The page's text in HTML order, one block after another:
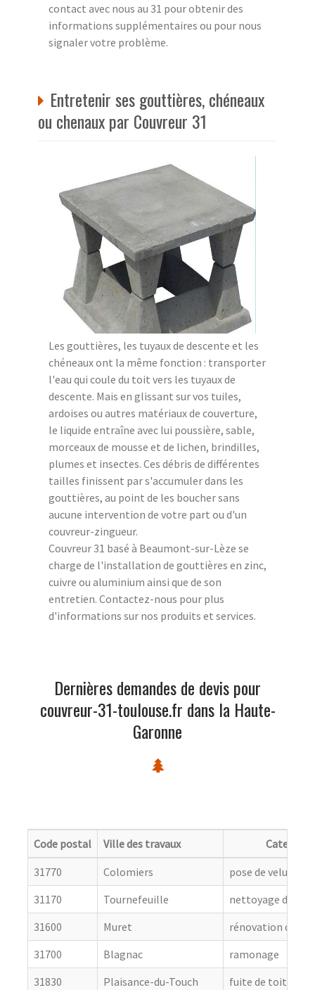
contact avec nous au 31 pour obtenir des
informations supplémentaires ou pour nous
signaler votre problème.
Entretenir ses gouttières, chéneaux
ou chenaux par Couvreur 31
Les gouttières, les tuyaux de descente et les
chéneaux ont la même fonction : transporter
l'eau qui coule du toit vers les tuyaux de
descente. Mais en glissant sur vos tuiles,
ardoises ou autres matériaux de couverture,
le liquide entraîne avec lui poussière, sable,
morceaux de mousse et de lichen, brindilles,
plumes et insectes. Ces débris de différentes
tailles finissent par s'accumuler dans les
gouttières, au point de les boucher sans
aucune intervention de votre part ou d'un
couvreur-zingueur.
Couvreur 31 basé à Beaumont-sur-Lèze se
charge de l'installation de gouttières en zinc,
cuivre ou aluminium ainsi que de son
entretien. Contactez-nous pour plus
d'informations sur nos produits et services.
Dernières demandes de devis pour
couvreur-31-toulouse.fr dans la Haute-
Garonne
Code postal Ville des travaux
Categorie
31770
Colomiers
pose de velux
31170
Tournefeuille
nettoyage de
31600
Muret
rénovation de
31700
Blagnac
ramonage
31830
Plaisance-du-Touch
fuite de toiture